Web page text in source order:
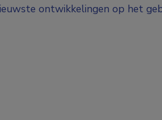
ontwikkelingen op het